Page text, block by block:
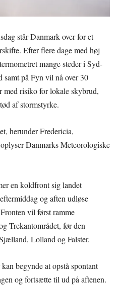
står Danmark over for et
Efter flere dage med høj
mange steder i Syd-
på Fyn vil nå over 30
med risiko for lokale skybrud,
af stormstyrke.
herunder Fredericia,
Danmarks Meteorologiske
en koldfront sig landet
og aften udløse
vil først ramme
Trekantområdet, før den
Lolland og Falster.
begynde at opstå spontant
og fortsætte til ud på aftenen.